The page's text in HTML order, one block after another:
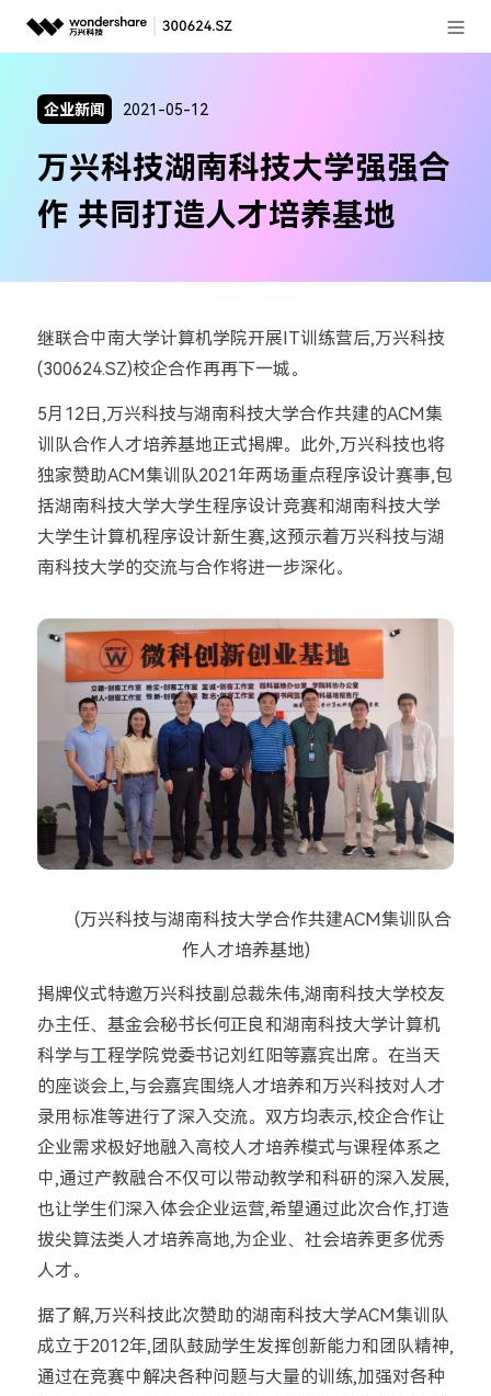
AIGC数字创意
实用工具
客服热线：4000-300624
企业新闻 2021-05-12
万兴科技湖南科技大学强强合
作 共同打造人才培养基地
继联合中南大学计算机学院开展IT训练营后,万兴科技
(300624.SZ)校企合作再再下一城。
5月12日,万兴科技与湖南科技大学合作共建的ACM集
训队合作人才培养基地正式揭牌。此外,万兴科技也将
独家赞助ACM集训队2021年两场重点程序设计赛事,包
括湖南科技大学大学生程序设计竞赛和湖南科技大学
大学生计算机程序设计新生赛,这预示着万兴科技与湖
南科技大学的交流与合作将进一步深化。
(万兴科技与湖南科技大学合作共建ACM集训队合
作人才培养基地)
揭牌仪式特邀万兴科技副总裁朱伟,湖南科技大学校友
办主任、基金会秘书长何正良和湖南科技大学计算机
科学与工程学院党委书记刘红阳等嘉宾出席。在当天
的座谈会上,与会嘉宾围绕人才培养和万兴科技对人才
录用标准等进行了深入交流。双方均表示,校企合作让
企业需求极好地融入高校人才培养模式与课程体系之
中,通过产教融合不仅可以带动教学和科研的深入发展,
也让学生们深入体会企业运营,希望通过此次合作,打造
拔尖算法类人才培养高地,为企业、社会培养更多优秀
人才。
据了解,万兴科技此次赞助的湖南科技大学ACM集训队
成立于2012年,团队鼓励学生发挥创新能力和团队精神,
通过在竞赛中解决各种问题与大量的训练,加强对各种